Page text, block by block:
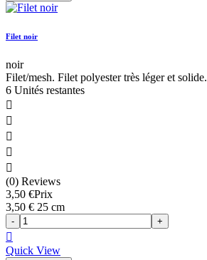
Filet noir
noir
Filet/mesh. Filet polyester très léger et solide.
6 Unités restantes





(0) Reviews
3,50 €Prix
3,50 € 25 cm
- +

Quick View